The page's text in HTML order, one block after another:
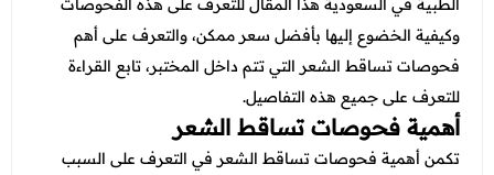
عروض العناية بالشعر
عروض الرجال
عروض جراحات التجميل
عروض قسم الطوارئ
عروض المختبر
عروض الاشعة
الطبية في السعودية هذا المقال للتعرف على هذه الفحوصات
وكيفية الخضوع إليها بأفضل سعر ممكن، والتعرف على أهم
فحوصات تساقط الشعر التي تتم داخل المختبر، تابع القراءة
للتعرف على جميع هذه التفاصيل.
أهمية فحوصات تساقط الشعر
تكمن أهمية فحوصات تساقط الشعر في التعرف على السبب